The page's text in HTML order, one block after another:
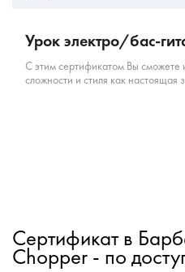
Урок электро/бас-
С этим сертификатом Вы сможете
сложности и стиля как настоящая
Сертификат в
Chopper - по